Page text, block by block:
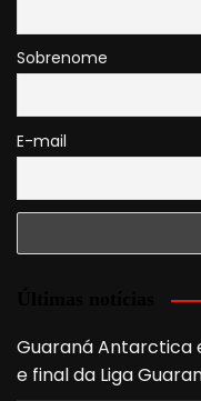
Sobrenome
E-mail
Guaraná Antarctica
e final da Liga